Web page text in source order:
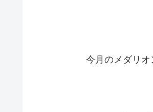
今月のメダリ